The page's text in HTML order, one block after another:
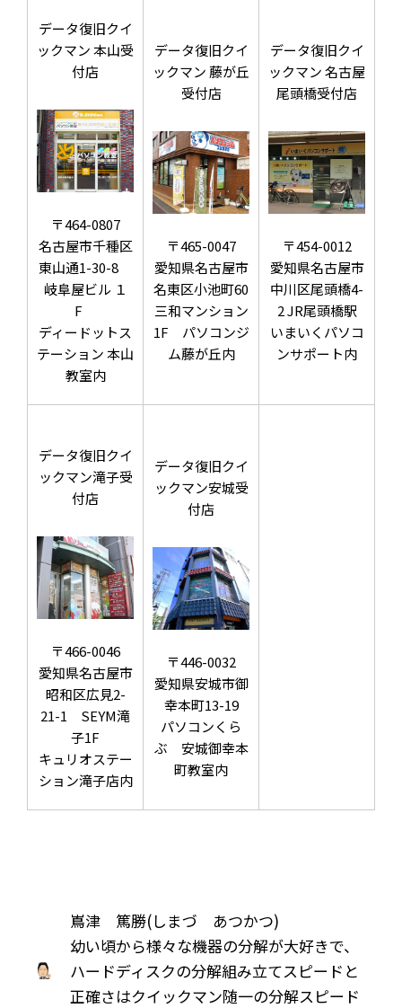
データ復旧クイ
ックマン 本山受
付店
〒464-0807
名古屋市千種区
東山通1-30-8
岐阜屋ビル １
F
ディードットス
テーション 本山
教室内
データ復旧クイ
ックマン 藤が丘
受付店
〒465-0047
愛知県名古屋市
名東区小池町60
三和マンション
1F パソコンジ
ム藤が丘内
データ復旧クイ
ックマン 名古屋
尾頭橋受付店
〒454-0012
愛知県名古屋市
中川区尾頭橋4-
2 JR尾頭橋駅
いまいくパソコ
ンサポート内
データ復旧クイ
ックマン滝子受
付店
〒466-0046
愛知県名古屋市
昭和区広見2-
21-1 SEYM滝
子1F
キュリオステー
ション滝子店内
データ復旧クイ
ックマン安城受
付店
〒446-0032
愛知県安城市御
幸本町13-19
パソコンくら
ぶ 安城御幸本
町教室内
嶌津 篤勝(しまづ あつかつ)
幼い頃から様々な機器の分解が大好きで、
ハードディスクの分解組み立てスピードと
正確さはクイックマン随一の分解スピード